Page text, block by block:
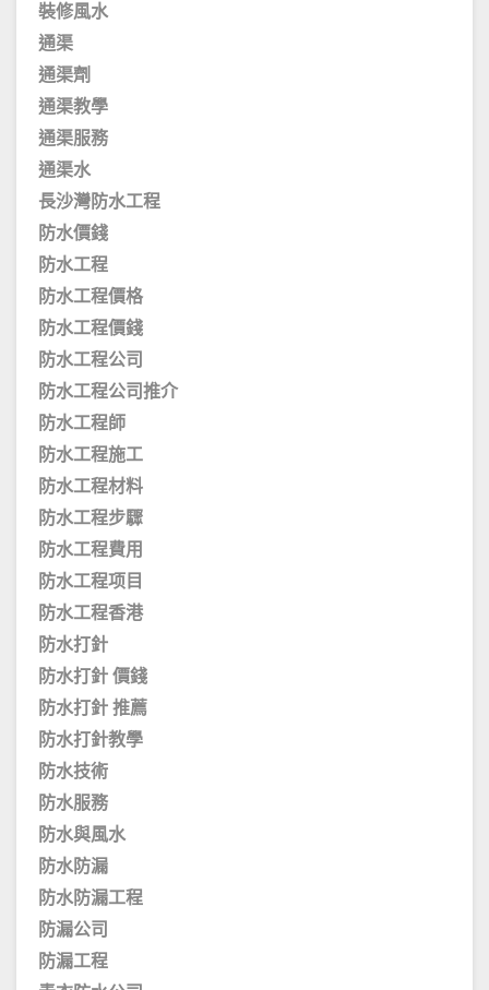
裝修風水
通渠
通渠劑
通渠教學
通渠服務
通渠水
長沙灣防水工程
防水價錢
防水工程
防水工程價格
防水工程價錢
防水工程公司
防水工程公司推介
防水工程師
防水工程施工
防水工程材料
防水工程步驟
防水工程費用
防水工程项目
防水工程香港
防水打針
防水打針 價錢
防水打針 推薦
防水打針教學
防水技術
防水服務
防水與風水
防水防漏
防水防漏工程
防漏公司
防漏工程